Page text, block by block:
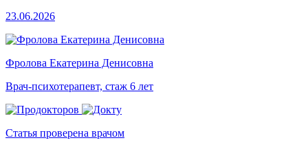
23.06.2026
Фролова Екатерина Денисовна
Врач-психотерапевт, стаж 6 лет
Статья проверена врачом